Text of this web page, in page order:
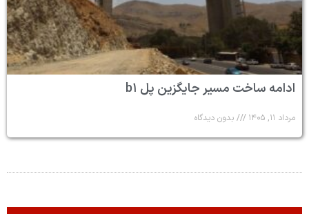
ادامه ساخت مسیر جایگزین پل b۱
مرداد ۱۱, ۱۴۰۵ بدون دیدگاه